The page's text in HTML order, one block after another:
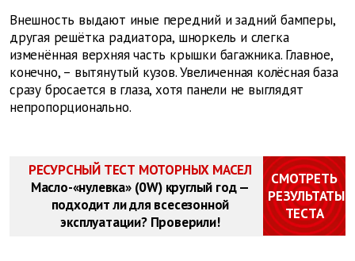
Внешность выдают иные передний и задний бамперы,
другая решётка радиатора, шноркель и слегка
изменённая верхняя часть крышки багажника. Главное,
конечно, – вытянутый кузов. Увеличенная колёсная база
сразу бросается в глаза, хотя панели не выглядят
непропорционально.
РЕСУРСНЫЙ ТЕСТ МОТОРНЫХ МАСЕЛ
Масло-«нулевка» (0W) круглый год —
подходит ли для всесезонной
эксплуатации? Проверили!
СМОТРЕТЬ
РЕЗУЛЬТАТЫ
ТЕСТА